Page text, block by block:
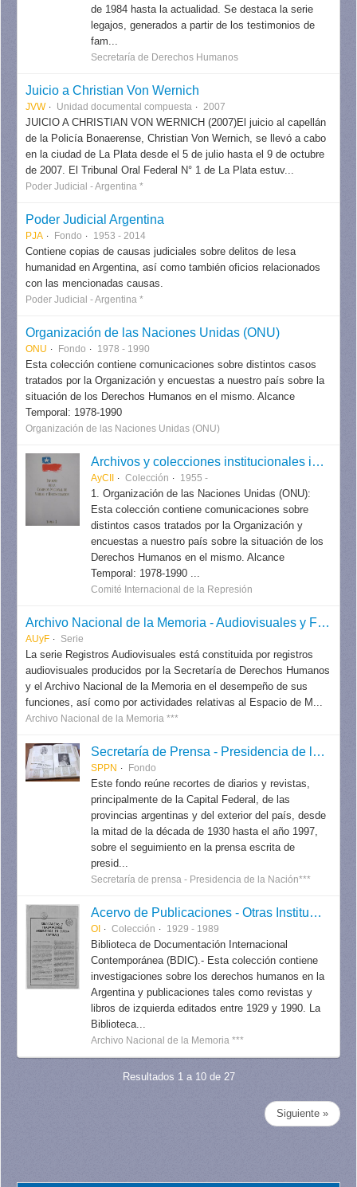
de 1984 hasta la actualidad. Se destaca la serie
legajos, generados a partir de los testimonios de
fam...
Secretaría de Derechos Humanos
Juicio a Christian Von Wernich
JVW Unidad documental compuesta 2007
JUICIO A CHRISTIAN VON WERNICH (2007)El juicio al capellán
de la Policía Bonaerense, Christian Von Wernich, se llevó a cabo
en la ciudad de La Plata desde el 5 de julio hasta el 9 de octubre
de 2007. El Tribunal Oral Federal N° 1 de La Plata estuv...
Poder Judicial - Argentina *
Poder Judicial Argentina
PJA Fondo 1953 - 2014
Contiene copias de causas judiciales sobre delitos de lesa
humanidad en Argentina, así como también oficios relacionados
con las mencionadas causas.
Poder Judicial - Argentina *
Organización de las Naciones Unidas (ONU)
ONU Fondo 1978 - 1990
Esta colección contiene comunicaciones sobre distintos casos
tratados por la Organización y encuestas a nuestro país sobre la
situación de los Derechos Humanos en el mismo. Alcance
Temporal: 1978-1990
Organización de las Naciones Unidas (ONU)
Archivos y colecciones institucionales internacionales
AyCII Colección 1955 -
1. Organización de las Naciones Unidas (ONU):
Esta colección contiene comunicaciones sobre
distintos casos tratados por la Organización y
encuestas a nuestro país sobre la situación de los
Derechos Humanos en el mismo. Alcance
Temporal: 1978-1990 ...
Comité Internacional de la Represión
Archivo Nacional de la Memoria - Audiovisuales y Fotografías
AUyF Serie
La serie Registros Audiovisuales está constituida por registros
audiovisuales producidos por la Secretaría de Derechos Humanos
y el Archivo Nacional de la Memoria en el desempeño de sus
funciones, así como por actividades relativas al Espacio de M...
Archivo Nacional de la Memoria ***
Secretaría de Prensa - Presidencia de la Nación
SPPN Fondo
Este fondo reúne recortes de diarios y revistas,
principalmente de la Capital Federal, de las
provincias argentinas y del exterior del país, desde
la mitad de la década de 1930 hasta el año 1997,
sobre el seguimiento en la prensa escrita de
presid...
Secretaría de prensa - Presidencia de la Nación***
Acervo de Publicaciones - Otras Instituciones
OI Colección 1929 - 1989
Biblioteca de Documentación Internacional
Contemporánea (BDIC).- Esta colección contiene
investigaciones sobre los derechos humanos en la
Argentina y publicaciones tales como revistas y
libros de izquierda editados entre 1929 y 1990. La
Biblioteca...
Archivo Nacional de la Memoria ***
Resultados 1 a 10 de 27
Siguiente »